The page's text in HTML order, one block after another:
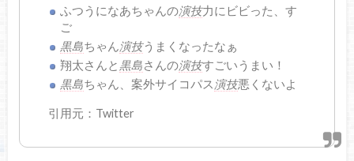
ふつうになあちゃんの演技力にビビった、す
ご
黒島ちゃん演技うまくなったなぁ
翔太さんと 黒島さんの演技すごいうまい！
黒島ちゃん、案外サイコパス 演技悪くないよ
引用元：Twitter